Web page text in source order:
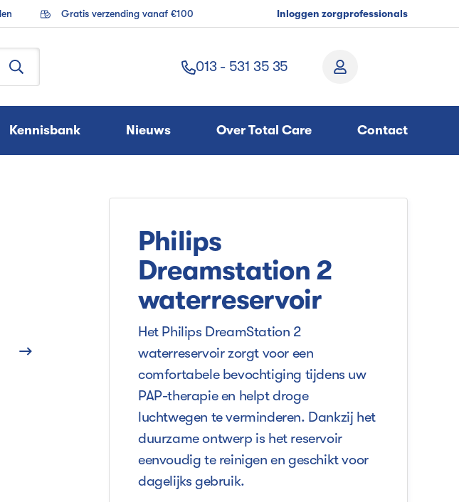
Gratis verzending vanaf €100 Inloggen zorgprofessionals
013 - 531 35 35
Kennisbank Nieuws Over Total Care Contact
Philips
Dreamstation 2
waterreservoir
Het Philips DreamStation 2
waterreservoir zorgt voor een
comfortabele bevochtiging tijdens uw
PAP-therapie en helpt droge
luchtwegen te verminderen. Dankzij het
duurzame ontwerp is het reservoir
eenvoudig te reinigen en geschikt voor
dagelijks gebruik.